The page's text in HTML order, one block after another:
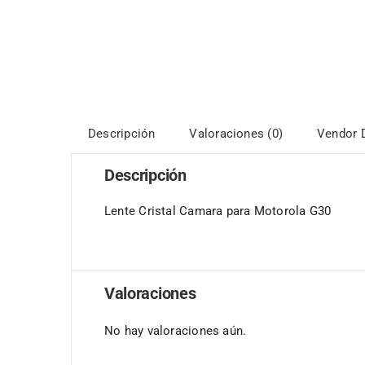
Descripción Valoraciones (0) Vendor
Descripción
Lente Cristal Camara para Motorola G30
Valoraciones
No hay valoraciones aún.